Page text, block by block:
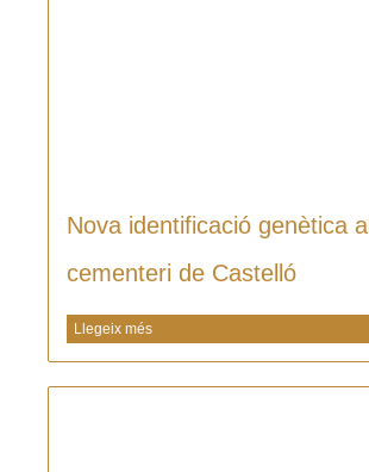
Nova identificació genètica al
cementeri de Castelló
Llegeix més